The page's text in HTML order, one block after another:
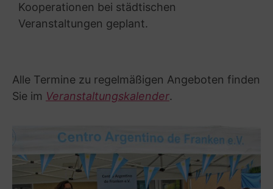
Kooperationen bei städtischen
Veranstaltungen geplant.
Alle Termine zu regelmäßigen Angeboten finden
Sie im Veranstaltungskalender.